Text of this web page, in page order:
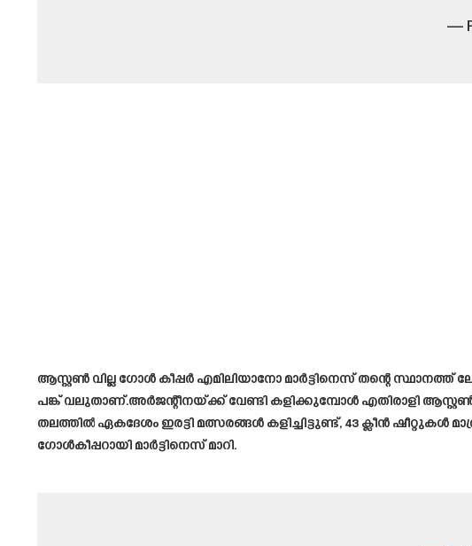
—
ആസ്റ്റൺ വില്ല ഗോൾ കീപ്പർ എമിലിയാനോ മാർട്ടിനെസ് തന്റെ
പങ്ക് വലുതാണ്.അർജന്റീനയ്ക്ക് വേണ്ടി കളിക്കുമ്പോൾ എതിരാളി
തലത്തിൽ ഏകദേശം ഇരട്ടി മത്സരങ്ങൾ കളിച്ചിട്ടുണ്ട്, 43 ക്ലീൻ
ഗോൾകീപ്പറായി മാർട്ടിനെസ് മാറി.